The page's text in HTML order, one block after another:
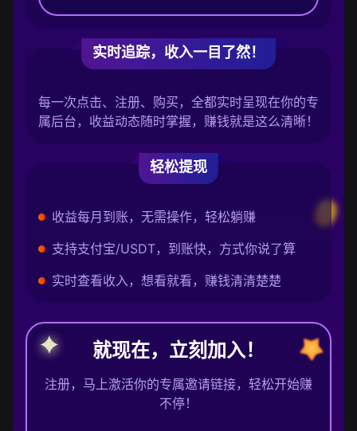
实时追踪，收入一目了然！
每一次点击、注册、购买，全都实时呈现在你的专
属后台，收益动态随时掌握，赚钱就是这么清晰！
轻松提现
收益每月到账，无需操作，轻松躺赚
支持支付宝/USDT，到账快，方式你说了算
实时查看收入，想看就看，赚钱清清楚楚
就现在，立刻加入！
注册，马上激活你的专属邀请链接，轻松开始赚
不停！